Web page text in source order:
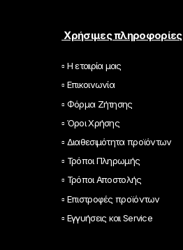
Χρήσιμες πληροφορίες
▫ Η εταιρία μας
▫ Επικοινωνία
▫ Φόρμα Ζήτησης
▫ Όροι Χρήσης
▫ Διαθεσιμότητα προϊόντων
▫ Τρόποι Πληρωμής
▫ Τρόποι Αποστολής
▫ Επιστροφές προϊόντων
▫ Εγγυήσεις και Service